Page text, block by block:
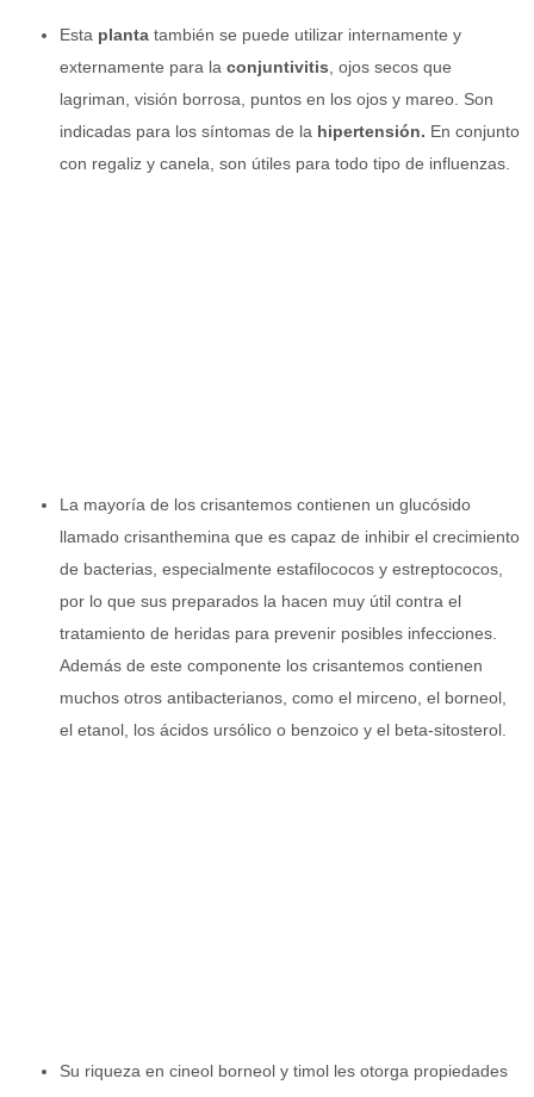
Esta planta también se puede utilizar internamente y
externamente para la conjuntivitis , ojos secos que
lagriman, visión borrosa, puntos en los ojos y mareo. Son
indicadas para los síntomas de la hipertensión. En conjunto
con regaliz y canela, son útiles para todo tipo de influenzas.
La mayoría de los crisantemos contienen un glucósido
llamado crisanthemina que es capaz de inhibir el crecimiento
de bacterias, especialmente estafilococos y estreptococos,
por lo que sus preparados la hacen muy útil contra el
tratamiento de heridas para prevenir posibles infecciones.
Además de este componente los crisantemos contienen
muchos otros antibacterianos, como el mirceno, el borneol,
el etanol, los ácidos ursólico o benzoico y el beta-sitosterol.
Su riqueza en cineol borneol y timol les otorga propiedades